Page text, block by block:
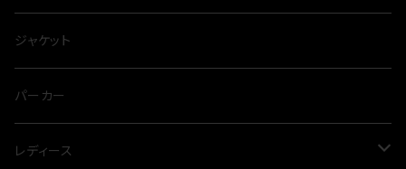
ジャケット
パーカー
レディース